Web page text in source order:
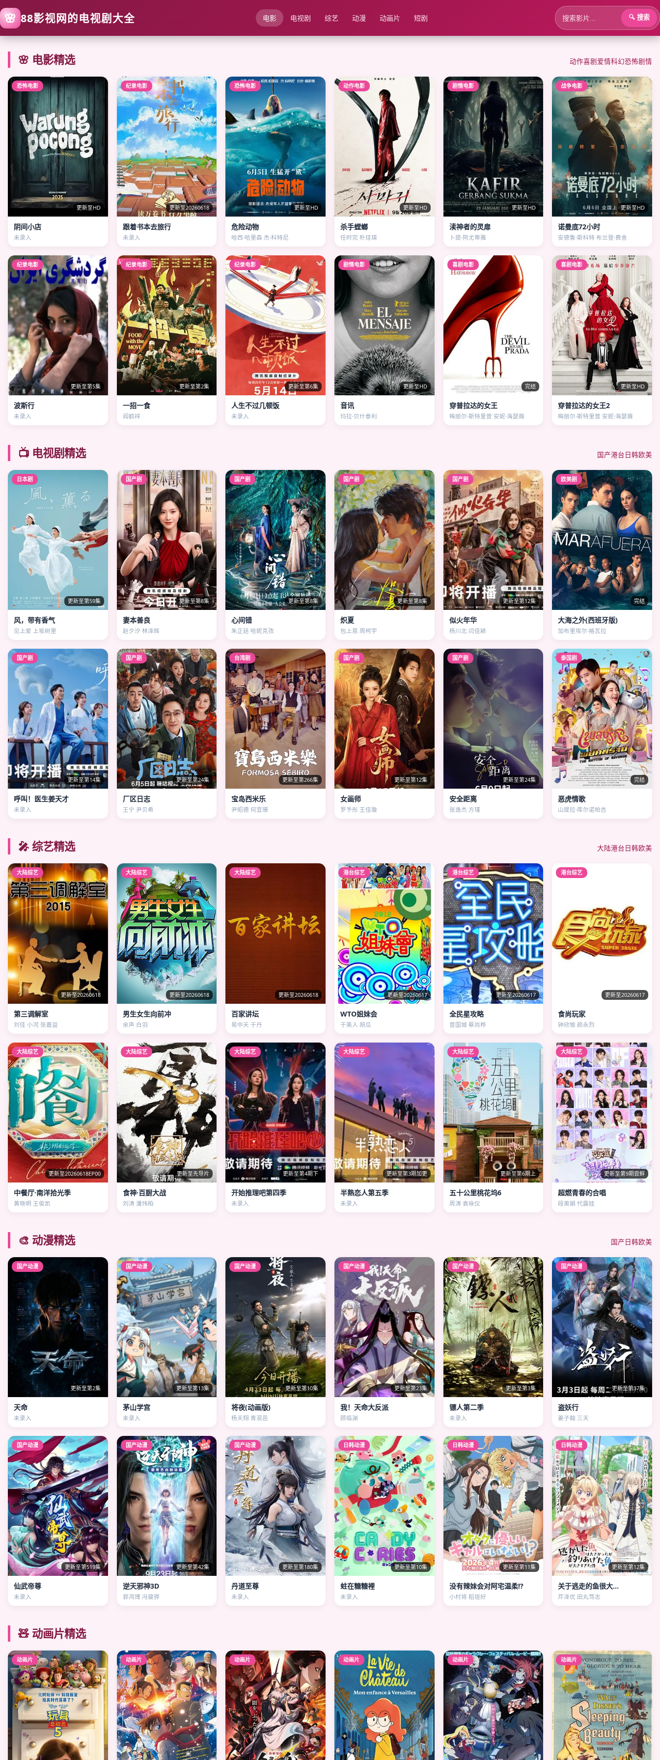
🌸 88影视网的电视剧大全 电影 电视剧 综艺 动漫 动画片 短剧 🔍 搜索
🌸 电影精选 动作喜剧爱情科幻恐怖剧情
恐怖电影
更新至HD
阴间小店
未录入
纪录电影
更新至20260618
跟着书本去旅行
未录入
恐怖电影
更新至HD
危险动物
哈西·哈里森 杰·科特尼
动作电影
更新至HD
杀手螳螂
任时完 朴珪瑛
剧情电影
更新至HD
渎神者的灵扉
卜提·阿尤蒂雅
战争电影
更新至HD
诺曼底72小时
安德鲁·斯科特 布兰登·费舍
纪录电影
更新至第5集
波斯行
未录入
纪录电影
更新至第2集
一招一食
阎鹤祥
纪录电影
更新至第6集
人生不过几顿饭
未录入
剧情电影
更新至HD
音讯
玛拉·贝什泰利
喜剧电影
完结
穿普拉达的女王
梅丽尔·斯特里普 安妮·海瑟薇
喜剧电影
更新至HD
穿普拉达的女王2
梅丽尔·斯特里普 安妮·海瑟薇
📺 电视剧精选 国产港台日韩欧美
日本剧
更新至第59集
风，带有香气
见上爱 上坂树里
国产剧
更新至第8集
妻本善良
赵夕汐 林泽辉
国产剧
更新至第8集
心间错
朱正廷 哈妮克孜
国产剧
更新至第8集
炽夏
包上恩 周柯宇
国产剧
更新至第12集
似火年华
杨川北 闫佳颖
欧美剧
完结
大海之外(西班牙版)
加布里埃尔·格瓦拉
国产剧
更新至第14集
呼叫！医生姜天才
未录入
国产剧
更新至第24集
厂区日志
王宁 尹贝希
台湾剧
更新至第266集
宝岛西米乐
尹昭德 何宜珊
国产剧
更新至第12集
女画师
罗予彤 王佳璇
国产剧
更新至第24集
安全距离
张逸杰 方瑾
泰国剧
完结
恶虎情歌
山提拉·库尔诺帕吉
🎤 综艺精选 大陆港台日韩欧美
大陆综艺
更新至20260618
第三调解室
刘佳 小河 张嘉益
大陆综艺
更新至20260618
男生女生向前冲
余声 白羽
大陆综艺
更新至20260618
百家讲坛
易中天 于丹
港台综艺
更新至20260617
WTO姐妹会
于美人 胡瓜
港台综艺
更新至20260617
全民星攻略
曾国城 蔡尚桦
港台综艺
更新至20260617
食尚玩家
钟欣愉 颜永烈
大陆综艺
更新至20260618EP00
中餐厅·南洋拾光季
黄晓明 王俊凯
大陆综艺
更新至先导片
食神·百厨大战
刘涛 潘玮柏
大陆综艺
更新至第4期下
开始推理吧第四季
未录入
大陆综艺
更新至第3期加更
半熟恋人第五季
未录入
大陆综艺
更新至第6期上
五十公里桃花坞6
周涛 袁咏仪
大陆综艺
更新至第9期尝鲜
超燃青春的合唱
段奥娟 代露娃
🎨 动漫精选 国产日韩欧美
国产动漫
更新至第2集
天命
未录入
国产动漫
更新至第13集
茅山学宫
未录入
国产动漫
更新至第10集
将夜(动画版)
杨天翔 青泯邑
国产动漫
更新至第23集
我！天命大反派
顾临渊
国产动漫
更新至第3集
镖人第二季
未录入
国产动漫
更新至第37集
盗妖行
姜子翰 三天
国产动漫
更新至第519集
仙武帝尊
未录入
国产动漫
更新至第42集
逆天邪神3D
郭鸿博 冯骏骅
国产动漫
更新至第180集
丹道至尊
未录入
日韩动漫
更新至第10集
蛀在糖糖裡
未录入
日韩动漫
更新至第11集
没有辣妹会对阿宅温柔!?
小村将 稻垣好
日韩动漫
更新至第12集
关于逃走的鱼很大…
芹泽优 田丸笃志
🧸 动画片精选
动画片 动画片 动画片 动画片 动画片 动画片